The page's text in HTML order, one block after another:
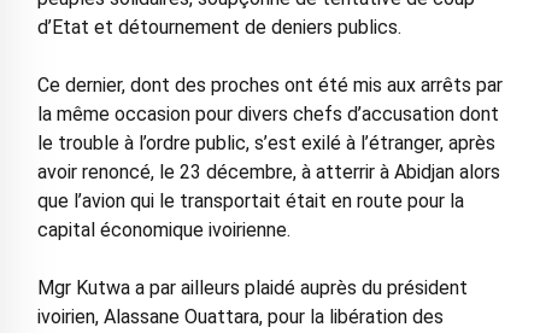
d’Etat et détournement de deniers publics.
Ce dernier, dont des proches ont été mis aux arrêts par
la même occasion pour divers chefs d’accusation dont
le trouble à l’ordre public, s’est exilé à l’étranger, après
avoir renoncé, le 23 décembre, à atterrir à Abidjan alors
que l’avion qui le transportait était en route pour la
capital économique ivoirienne.
Mgr Kutwa a par ailleurs plaidé auprès du président
ivoirien, Alassane Ouattara, pour la libération des